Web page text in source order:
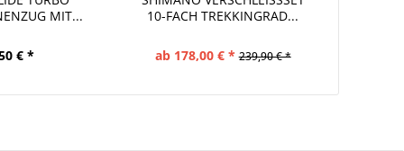
MIT...
€ *
0-FACH TREKKINGRAD...
ab 178,00 € * 239,90 € *